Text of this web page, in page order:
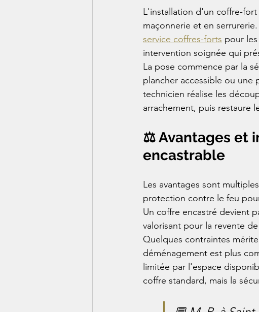
L'installation d'un coffre-
maçonnerie et en
service coffres-forts pour
intervention soignée qui
La pose commence par la
plancher accessible ou une
technicien réalise les
arrachement, puis restaure
⚖️ Avantages et
encastrable
Les avantages sont
protection contre le feu
Un coffre encastré devient
valorisant pour la revente
Quelques contraintes
déménagement est plus
limitée par l'espace
coffre standard, mais la